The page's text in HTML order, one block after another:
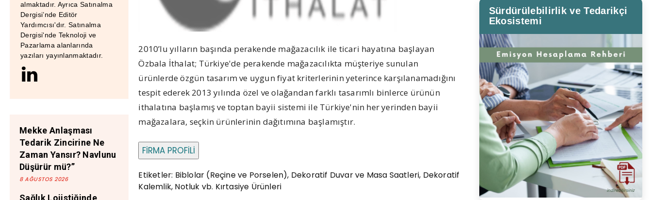
almaktadır. Ayrıca Satınalma
Dergisi’nde Editör
Yardımcısı'dır. Satınalma
Dergisi'nde Teknoloji ve
Pazarlama alanlarında
yazıları yayınlanmaktadır.
Mekke Anlaşması
Tedarik Zincirine Ne
Zaman Yansır? Navlunu
Düşürür mü?”
8 AĞUSTOS 2026
Sağlık Lojistiğinde
2010’lu yılların başında perakende mağazacılık ile ticari hayatına başlayan
Özbala İthalat; Türkiye'de perakende mağazacılıkta müşteriye sunulan
ürünlerde özgün tasarım ve uygun fiyat kriterlerinin yeterince karşılanamadığını
tespit ederek 2013 yılında özel ve olağandan farklı tasarımlı binlerce ürünün
ithalatına başlamış ve toptan bayii sistemi ile Türkiye'nin her yerinden bayii
mağazalara, seçkin ürünlerinin dağıtımına başlamıştır.
FİRMA PROFİLİ
Etiketler: Biblolar (Reçine ve Porselen), Dekoratif Duvar ve Masa Saatleri, Dekoratif
Kalemlik, Notluk vb. Kırtasiye Ürünleri
Sürdürülebilirlik ve Tedarikçi
Ekosistemi